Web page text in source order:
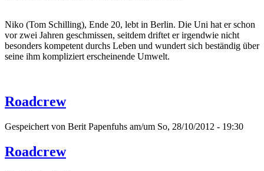
Niko (Tom Schilling), Ende 20, lebt in Berlin. Die Uni hat er schon
vor zwei Jahren geschmissen, seitdem driftet er irgendwie nicht
besonders kompetent durchs Leben und wundert sich beständig über
seine ihm kompliziert erscheinende Umwelt.
Roadcrew
Gespeichert von Berit Papenfuhs am/um So, 28/10/2012 - 19:30
Roadcrew